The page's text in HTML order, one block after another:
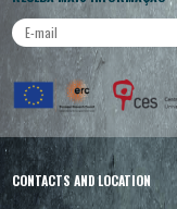
CONTACTS AND LOCATION